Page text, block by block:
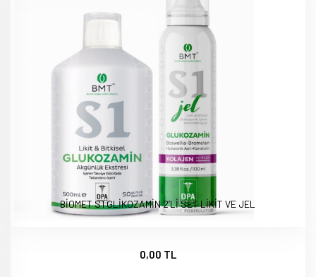
BİOMET S1 GLİKOZAMİN 2’Lİ SET LİKİT VE JEL
0,00 TL